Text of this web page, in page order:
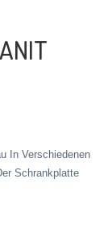
In Verschiedenen
Schrankplatte